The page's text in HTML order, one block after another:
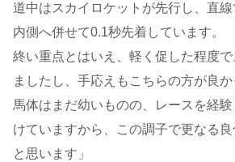
道中はスカイロケットが先行し、直
内側へ併せて0.1秒先着しています。
終い重点とはいえ、軽く促した程度
ましたし、手応えもこちらの方が良か
馬体はまだ幼いものの、レースを経
けていますから、この調子で更なる
と思います」